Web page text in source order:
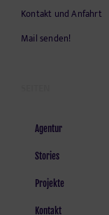
Kontakt und Anfahrt
Mail senden!
Agentur
Stories
Projekte
Kontakt